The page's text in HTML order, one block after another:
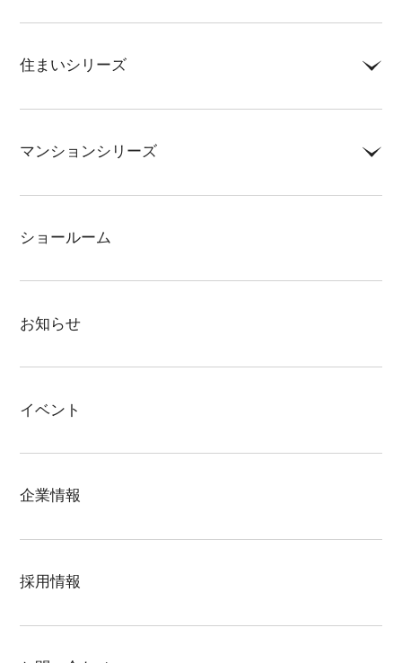
住まいシリーズ
LEQUIO・COOL
NEWうるま
公共工事
マンションシリーズ
ミッドヒルズ沢岻
リゾートテラス宜野座シエロ
ショールーム
お知らせ
イベント
企業情報
採用情報